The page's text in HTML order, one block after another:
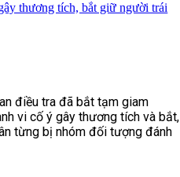
thương tích, bắt giữ người trái
điều tra đã bắt tạm giam
vi cố ý gây thương tích và bắt,
từng bị nhóm đối tượng đánh